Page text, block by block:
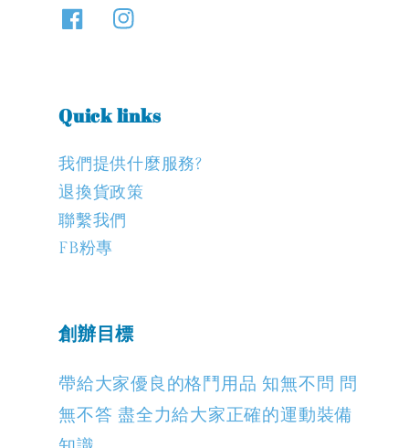
Quick links
我們提供什麼服務?
退換貨政策
聯繫我們
FB粉專
創辦目標
帶給大家優良的格鬥用品 知無不問 問
無不答 盡全力給大家正確的運動裝備